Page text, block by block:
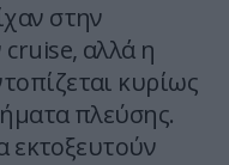
στην
αλλά η
κυρίως
πλεύσης.
εκτοξευτούν